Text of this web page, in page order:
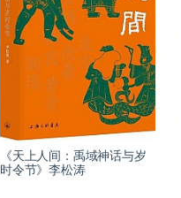
《天上人间：禹域神话与岁
时令节》李松涛